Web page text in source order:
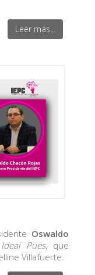
Leer más...
Oswaldo
Ideai Pues, que
Villafuerte.